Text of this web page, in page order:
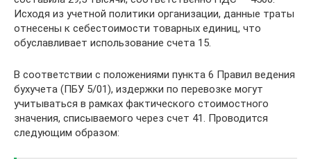
Исходя из учетной политики организации, данные траты
отнесены к себестоимости товарных единиц, что
обуславливает использование счета 15.
В соответствии с положениями пункта 6 Правил ведения
бухучета (ПБУ 5/01), издержки по перевозке могут
учитываться в рамках фактического стоимостного
значения, списываемого через счет 41. Проводится
следующим образом: